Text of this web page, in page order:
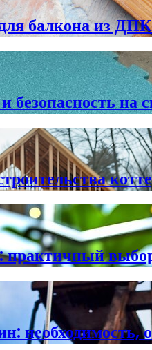
балкона из
безопасность на
необходимость,